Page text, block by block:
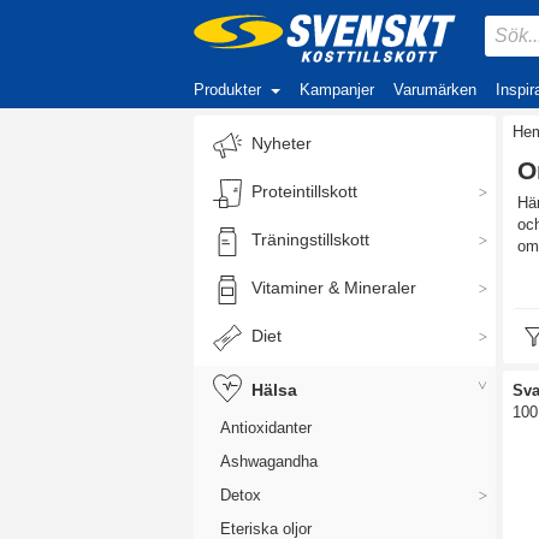
Produkter Kampanjer Varumärken
Nyheter
Proteintillskott
Träningstillskott
Vitaminer & Mineraler
Diet
Hälsa
Antioxidanter
Ashwagandha
Detox
Eteriska oljor
i